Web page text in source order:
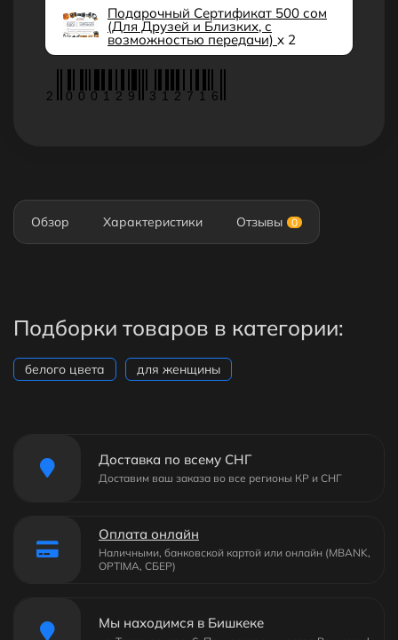
Подарочный Сертификат 500 сом
(Для Друзей и Близких, с
возможностью передачи) x 2
2 0 0 0 1 2 9 3 1 2 7 1 6
Обзор Характеристики Отзывы 0
Подборки товаров в категории:
белого цвета для женщины
Доставка по всему СНГ
Доставим ваш заказа во все регионы КР и СНГ
Оплата онлайн
Наличными, банковской картой или онлайн (MBANK,
OPTIMA, СБЕР)
Мы находимся в Бишкеке